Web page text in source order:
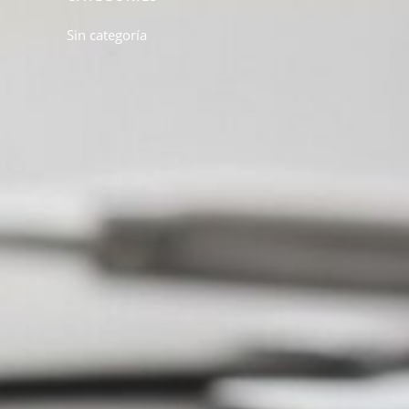
Sin categoría